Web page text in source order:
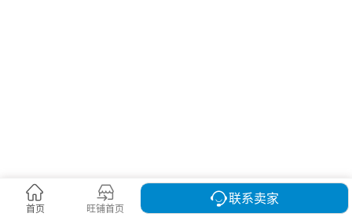
首页 现货大厅 合约市场
旺铺首页
联系卖家